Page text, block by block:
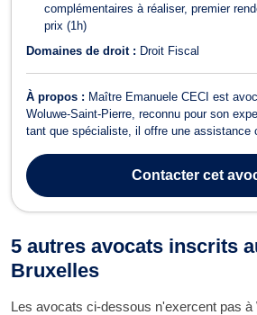
complémentaires à réaliser, premier
prix (1h)
Domaines de droit : Droit Fiscal
À propos : Maître Emanuele CECI est
Woluwe-Saint-Pierre, reconnu pour son
tant que spécialiste, il offre une assistance
Impôt des sociétés, Impôt des personnes
personnes ...
Contactercet
5 autres avocats inscrits
Bruxelles
Les avocats ci-dessous n'exercent pas à